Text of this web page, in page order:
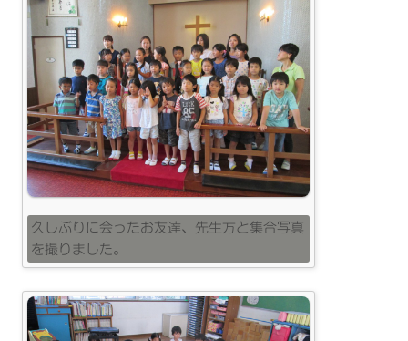
久しぶりに会ったお友達、先生方と集合写真
を撮りました。